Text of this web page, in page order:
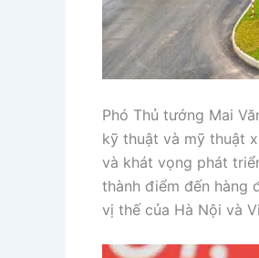
Phó Thủ tướng Mai
kỹ thuật và mỹ thuật
và khát vọng phát
thành điểm đến hàng
vị thế của Hà Nội và